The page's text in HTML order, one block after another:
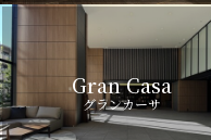
Gran Casa
グランカーサ